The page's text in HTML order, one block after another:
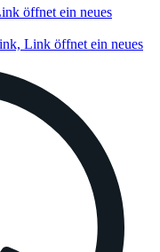
öffnet ein neues
Link öffnet ein neues